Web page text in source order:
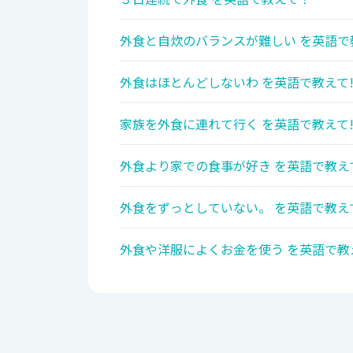
外食と自炊のバランスが難しい を英語
外食はほとんどしないわ を英語で教えて!
家族を外食に連れて行く を英語で教えて!
外食より家での食事が好き を英語で教え
外食をずっとしていない。 を英語で教え
外食や洋服によくお金を使う を英語で